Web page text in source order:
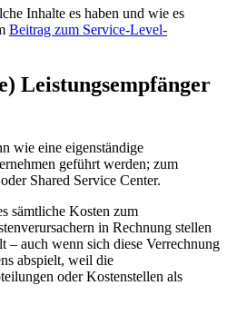
Inhalte es haben und wie es
Beitrag zum Service-Level-
Leistungsempfänger
wie eine eigenständige
geführt werden; zum
Shared Service Center.
sämtliche Kosten zum
in Rechnung stellen
– auch wenn sich diese Verrechnung
abspielt, weil die
oder Kostenstellen als